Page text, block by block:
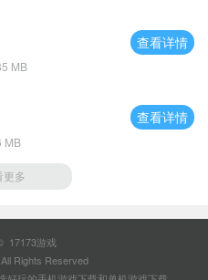
MB
查看详情
MB
查看详情
更多
17173游戏
Rights Reserved